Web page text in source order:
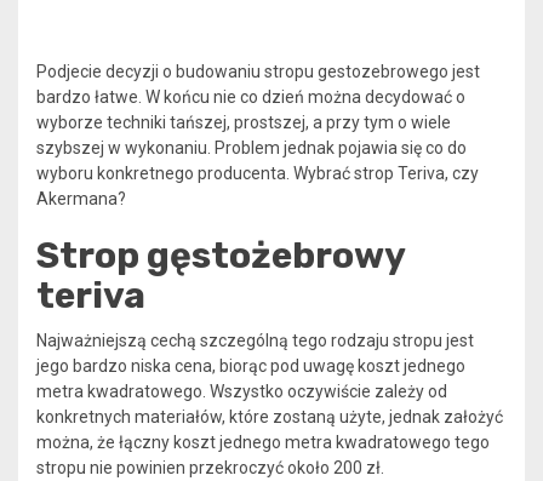
Podjecie decyzji o budowaniu stropu gestozebrowego jest
bardzo łatwe. W końcu nie co dzień można decydować o
wyborze techniki tańszej, prostszej, a przy tym o wiele
szybszej w wykonaniu. Problem jednak pojawia się co do
wyboru konkretnego producenta. Wybrać strop Teriva, czy
Akermana?
Strop gęstożebrowy
teriva
Najważniejszą cechą szczególną tego rodzaju stropu jest
jego bardzo niska cena, biorąc pod uwagę koszt jednego
metra kwadratowego. Wszystko oczywiście zależy od
konkretnych materiałów, które zostaną użyte, jednak założyć
można, że łączny koszt jednego metra kwadratowego tego
stropu nie powinien przekroczyć około 200 zł.